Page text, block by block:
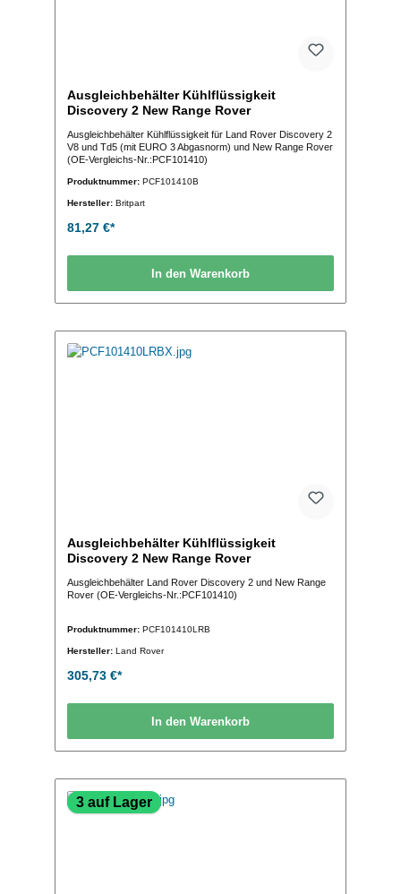
Ausgleichbehälter Kühlflüssigkeit
Discovery 2 New Range Rover
Ausgleichbehälter Kühlflüssigkeit für Land Rover Discovery 2
V8 und Td5 (mit EURO 3 Abgasnorm) und New Range Rover
(OE-Vergleichs-Nr.:PCF101410)
Produktnummer: PCF101410B
Hersteller: Britpart
81,27 €*
In den Warenkorb
Ausgleichbehälter Kühlflüssigkeit
Discovery 2 New Range Rover
Ausgleichbehälter Land Rover Discovery 2 und New Range
Rover (OE-Vergleichs-Nr.:PCF101410)
Produktnummer: PCF101410LRB
Hersteller: Land Rover
305,73 €*
In den Warenkorb
3 auf Lager